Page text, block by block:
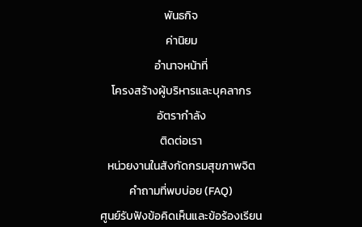
พันธกิจ
ค่านิยม
อำนาจหน้าที่
โครงสร้างผู้บริหารและบุคลากร
อัตรากำลัง
ติดต่อเรา
หน่วยงานในสังกัดกรมสุขภาพจิต
คำถามที่พบบ่อย (FAQ)
ศูนย์รับฟังข้อคิดเห็นและข้อร้องเรียน